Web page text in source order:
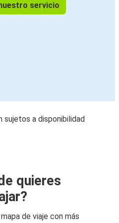
servicio
sujetos a disponibilidad
quieres
de viaje con más